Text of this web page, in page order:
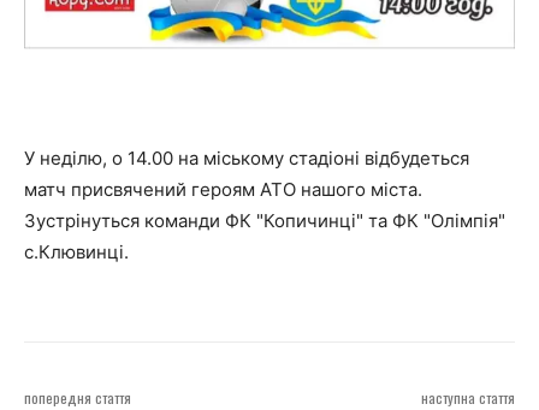
У неділю, о 14.00 на міському стадіоні відбудеться
матч присвячений героям АТО нашого міста.
Зустрінуться команди ФК "Копичинці" та ФК "Олімпія"
с.Клювинці.
попередня стаття наступна стаття